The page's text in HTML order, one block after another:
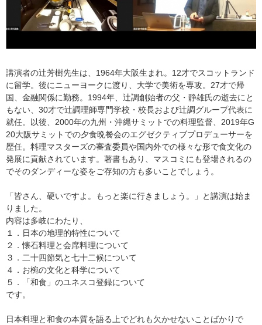
講演者の辻芳樹先生は、1964年大阪生まれ。12才でスコットランド
に留学。後にニューヨークに渡り、大学で美術を専攻。27才で帰
国、金融関係に勤務。1994年、辻調創始者の父・静雄氏の逝去にと
もない、30才で辻調理師専門学校・校長および辻調グループ代表に
就任。以後、2000年の九州・沖縄サミットでの料理監督、2019年G
20大阪サミットでの夕食晩餐会のエグゼクティブプロデューサーを
歴任。料理マスターズの審査委員や国内外での様々な形で食文化の
発展に貢献されています。著書もあり、マスコミにも登場されるの
でそのダンディーな姿をご存知の方も多いことでしょう。
「皆さん、硬いですよ。もっと楽に行きましょう。」と講演は始ま
りました。
内容は多岐にわたり、
１．日本の地理的特性について
２．懐石料理と会席料理について
３．二十四節気と七十二候について
４．お椀の文化と科学について
５．「和食」のユネスコ登録について
です。
日本料理と和食の本質を語る上でどれも欠かせないことばかりで